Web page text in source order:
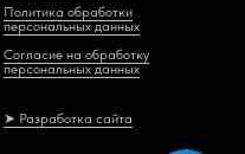
Политика обработки
персональных данных
Согласие на обработку
персональных данных
➤ Разработка сайта